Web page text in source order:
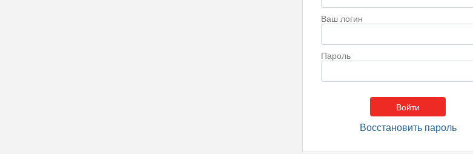
Ваш логин
Пароль
Восстановить пароль